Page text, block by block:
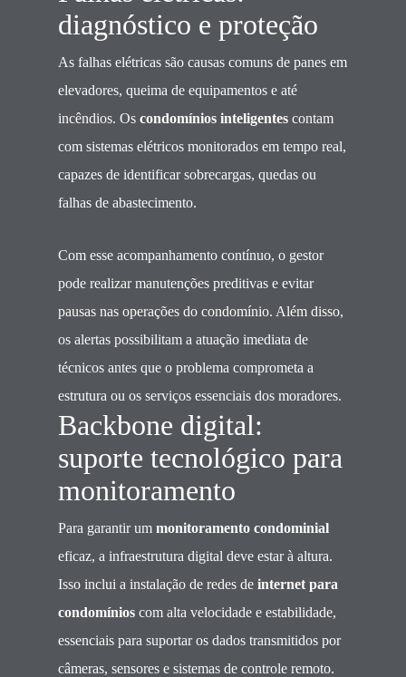
diagnóstico e proteção
As falhas elétricas são causas comuns de panes em
elevadores, queima de equipamentos e até
incêndios. Os condomínios inteligentes contam
com sistemas elétricos monitorados em tempo real,
capazes de identificar sobrecargas, quedas ou
falhas de abastecimento.
Com esse acompanhamento contínuo, o gestor
pode realizar manutenções preditivas e evitar
pausas nas operações do condomínio. Além disso,
os alertas possibilitam a atuação imediata de
técnicos antes que o problema comprometa a
estrutura ou os serviços essenciais dos moradores.
Backbone digital:
suporte tecnológico para
monitoramento
Para garantir um monitoramento condominial
eficaz, a infraestrutura digital deve estar à altura.
Isso inclui a instalação de redes de internet para
condomínios com alta velocidade e estabilidade,
essenciais para suportar os dados transmitidos por
câmeras, sensores e sistemas de controle remoto.